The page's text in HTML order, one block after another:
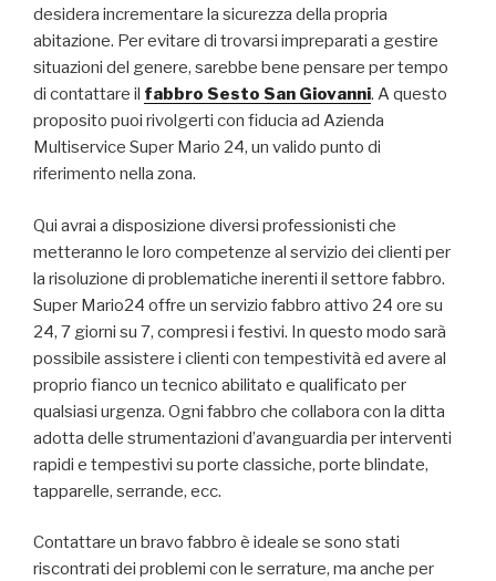
desidera incrementare la sicurezza della propria
abitazione. Per evitare di trovarsi impreparati a gestire
situazioni del genere, sarebbe bene pensare per tempo
di contattare il fabbro Sesto San Giovanni. A questo
proposito puoi rivolgerti con fiducia ad Azienda
Multiservice Super Mario 24, un valido punto di
riferimento nella zona.
Qui avrai a disposizione diversi professionisti che
metteranno le loro competenze al servizio dei clienti per
la risoluzione di problematiche inerenti il settore fabbro.
Super Mario24 offre un servizio fabbro attivo 24 ore su
24, 7 giorni su 7, compresi i festivi. In questo modo sarà
possibile assistere i clienti con tempestività ed avere al
proprio fianco un tecnico abilitato e qualificato per
qualsiasi urgenza. Ogni fabbro che collabora con la ditta
adotta delle strumentazioni d’avanguardia per interventi
rapidi e tempestivi su porte classiche, porte blindate,
tapparelle, serrande, ecc.
Contattare un bravo fabbro è ideale se sono stati
riscontrati dei problemi con le serrature, ma anche per